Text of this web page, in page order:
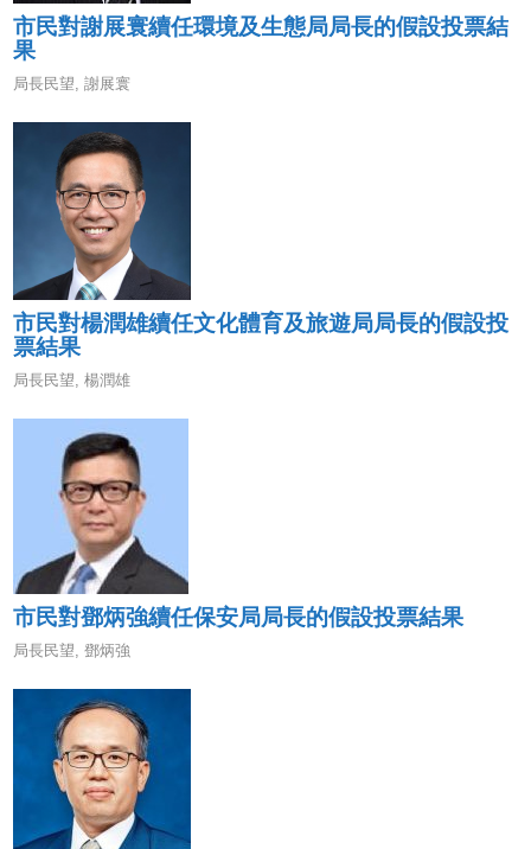
市民對謝展寰續任環境及生態局局長的假設投票結
果
局長民望, 謝展寰
市民對楊潤雄續任文化體育及旅遊局局長的假設投
票結果
局長民望, 楊潤雄
市民對鄧炳強續任保安局局長的假設投票結果
局長民望, 鄧炳強